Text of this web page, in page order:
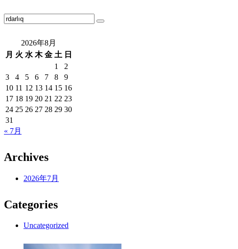
2026年8月
月 火 水 木 金 土 日
1
2
3
4 5 6 7 8
9
10 11 12 13 14 15 16
17 18 19 20 21 22 23
24 25 26 27 28 29 30
31
« 7月
Archives
2026年7月
Categories
Uncategorized